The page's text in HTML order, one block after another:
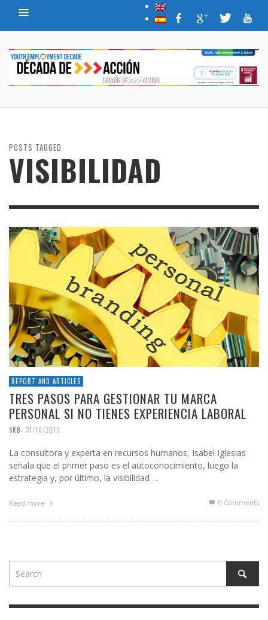
POSTS TAGGED
VISIBILIDAD
REPORT AND ARTICLES
TRES PASOS PARA GESTIONAR TU MARCA
PERSONAL SI NO TIENES EXPERIENCIA LABORAL
SRB, 31/10/2019
La consultora y experta en recursos humanos, Isabel Iglesias
señala que el primer paso es el autoconocimiento, luego la
estrategia y, por último, la visibilidad …
Read more 0 Comments